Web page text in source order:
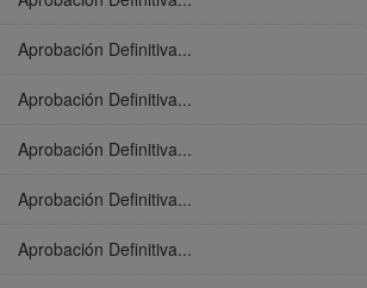
Aprobación Definitiva...
Aprobación Definitiva...
Aprobación Definitiva...
Aprobación Definitiva...
Aprobación Definitiva...